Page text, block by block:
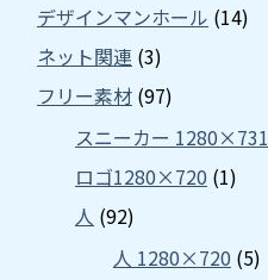
デザインマンホール (14)
ネット関連 (3)
フリー素材 (97)
スニーカー 1280×731
ロゴ1280×720 (1)
人 (92)
人 1280×720 (5)